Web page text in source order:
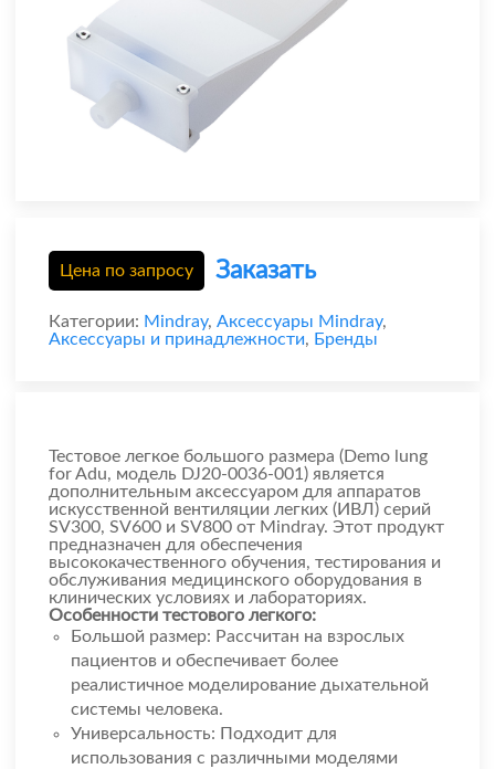
Цена по запросу Заказать
Категории: Mindray, Аксессуары Mindray,
Аксессуары и принадлежности, Бренды
Тестовое легкое большого размера (Demo lung
for Adu, модель DJ20-0036-001) является
дополнительным аксессуаром для аппаратов
искусственной вентиляции легких (ИВЛ) серий
SV300, SV600 и SV800 от Mindray. Этот продукт
предназначен для обеспечения
высококачественного обучения, тестирования и
обслуживания медицинского оборудования в
клинических условиях и лабораториях.
Особенности тестового легкого:
Большой размер: Рассчитан на взрослых
пациентов и обеспечивает более
реалистичное моделирование дыхательной
системы человека.
Универсальность: Подходит для
использования с различными моделями